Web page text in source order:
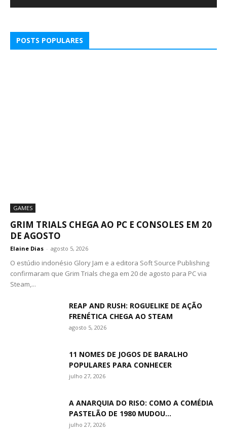
POSTS POPULARES
GAMES
GRIM TRIALS CHEGA AO PC E CONSOLES EM 20
DE AGOSTO
Elaine Dias - agosto 5, 2026
O estúdio indonésio Glory Jam e a editora Soft Source Publishing
confirmaram que Grim Trials chega em 20 de agosto para PC via
Steam,...
REAP AND RUSH: ROGUELIKE DE AÇÃO
FRENÉTICA CHEGA AO STEAM
agosto 5, 2026
11 NOMES DE JOGOS DE BARALHO
POPULARES PARA CONHECER
julho 27, 2026
A ANARQUIA DO RISO: COMO A COMÉDIA
PASTELÃO DE 1980 MUDOU...
julho 27, 2026